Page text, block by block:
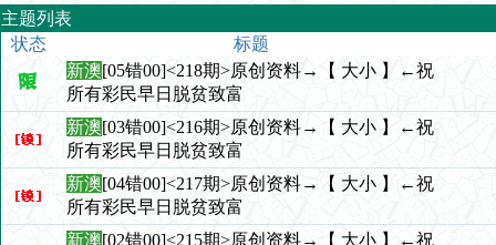
主题列表
状态
标题
新澳[05错00]<218期>原创资料→【 大小 】←祝
所有彩民早日脱贫致富
新澳[03错00]<216期>原创资料→【 大小 】←祝
所有彩民早日脱贫致富
新澳[04错00]<217期>原创资料→【 大小 】←祝
所有彩民早日脱贫致富
新澳[02错00]<215期>原创资料→【 大小 】←祝